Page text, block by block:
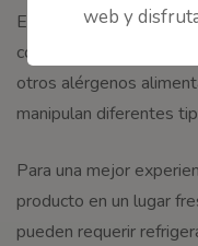
Este producto puede
con insumos como
otros alérgenos
manipulan diferentes
Para una mejor
producto en un lugar
pueden requerir
web y